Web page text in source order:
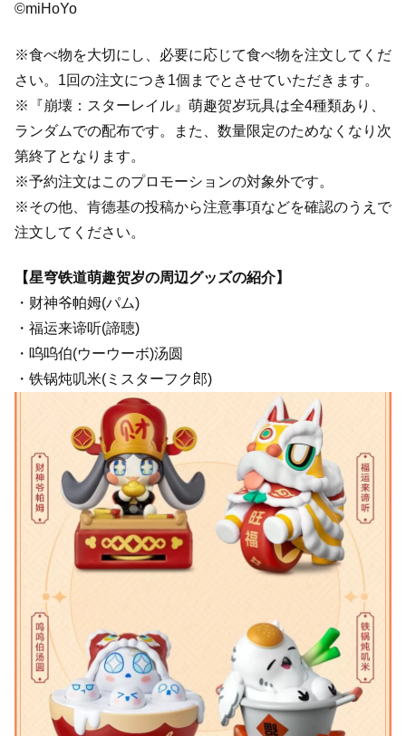
©miHoYo
※食べ物を大切にし、必要に応じて食べ物を注文してくだ
さい。1回の注文につき1個までとさせていただきます。
※『崩壊：スターレイル』萌趣贺岁玩具は全4種類あり、
ランダムでの配布です。また、数量限定のためなくなり次
第終了となります。
※予約注文はこのプロモーションの対象外です。
※その他、肯德基の投稿から注意事項などを確認のうえで
注文してください。
【星穹铁道萌趣贺岁の周辺グッズの紹介】
・财神爷帕姆(パム)
・福运来谛听(諦聴)
・呜呜伯(ウーウーボ)汤圆
・铁锅炖叽米(ミスターフク郎)